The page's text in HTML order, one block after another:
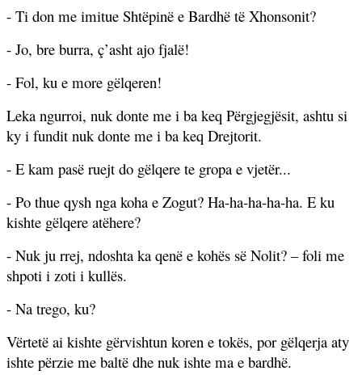
- Ti don me imitue Shtëpinë e Bardhë të Xhonsonit?
- Jo, bre burra, ç’asht ajo fjalë!
- Fol, ku e more gëlqeren!
Leka ngurroi, nuk donte me i ba keq Përgjegjësit, ashtu si
ky i fundit nuk donte me i ba keq Drejtorit.
- E kam pasë ruejt do gëlqere te gropa e vjetër...
- Po thue qysh nga koha e Zogut? Ha-ha-ha-ha-ha. E ku
kishte gëlqere atëhere?
- Nuk ju rrej, ndoshta ka qenë e kohës së Nolit? – foli me
shpoti i zoti i kullës.
- Na trego, ku?
Vërtetë ai kishte gërvishtun koren e tokës, por gëlqerja aty
ishte përzie me baltë dhe nuk ishte ma e bardhë.